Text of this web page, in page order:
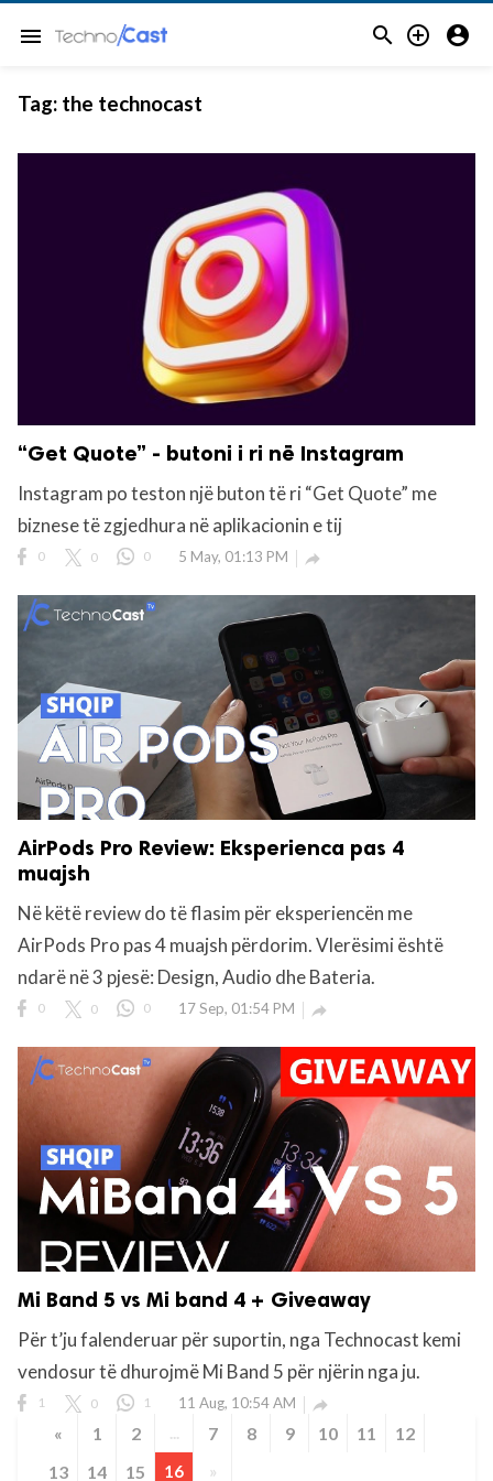
menu   
Tag: the technocast
“Get Quote” - butoni i ri në Instagram
Instagram po teston një buton të ri “Get Quote” me
biznese të zgjedhura në aplikacionin e tij
0 0 0 5 May, 01:13 PM 
AirPods Pro Review: Eksperienca pas 4
muajsh
Në këtë review do të flasim për eksperiencën me
AirPods Pro pas 4 muajsh përdorim. Vlerësimi është
ndarë në 3 pjesë: Design, Audio dhe Bateria.
0 0 0 17 Sep, 01:54 PM 
Mi Band 5 vs Mi band 4 + Giveaway
Për t’ju falenderuar për suportin, nga Technocast kemi
vendosur të dhurojmë Mi Band 5 për njërin nga ju.
1 0 1 11 Aug, 10:54 AM 
« 1 2 ... 7 8 9 10 11
12
13
14 15 16 »